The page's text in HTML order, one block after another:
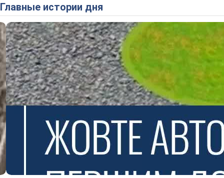
Главные истории дня